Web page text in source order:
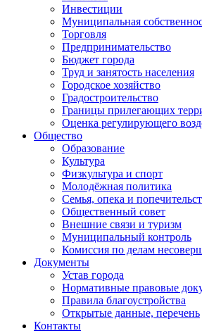
Инвестиции
Муниципальная
Торговля
Предпринимательство
Бюджет города
Труд и занятость населения
Городское хозяйство
Градостроительство
Границы прилегающих
Оценка регулирующего
Общество
Образование
Культура
Физкультура и спорт
Молодёжная политика
Семья, опека и
Общественный совет
Внешние связи и туризм
Муниципальный контроль
Комиссия по делам
Документы
Устав города
Нормативные правовые
Правила благоустройства
Открытые данные, перечень
Контакты